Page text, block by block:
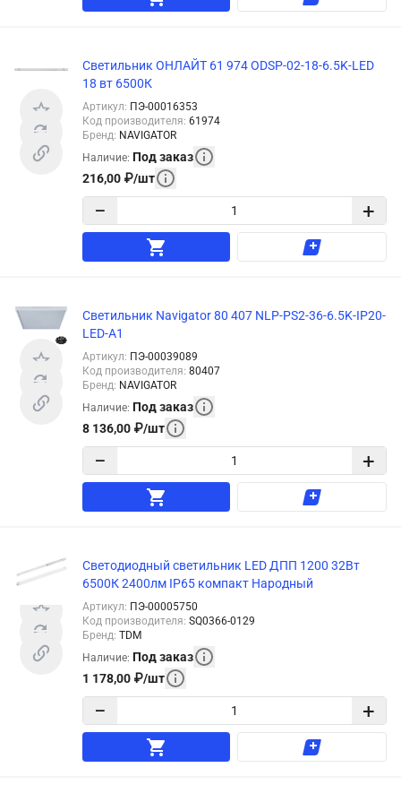
Светильник ОНЛАЙТ 61 974 ODSP-02-18-6.5K-LED
18 вт 6500К
Артикул: ПЭ-00016353
Код производителя: 61974
Бренд: NAVIGATOR
Наличие: Под заказ
216,00 ₽/шт
− +
Светильник Navigator 80 407 NLP-PS2-36-6.5K-IP20-
LED-A1
Артикул: ПЭ-00039089
Код производителя: 80407
Бренд: NAVIGATOR
Наличие: Под заказ
8 136,00 ₽/шт
− +
Светодиодный светильник LED ДПП 1200 32Вт
6500К 2400лм IP65 компакт Народный
Артикул: ПЭ-00005750
Код производителя: SQ0366-0129
Бренд: TDM
Наличие: Под заказ
1 178,00 ₽/шт
− +